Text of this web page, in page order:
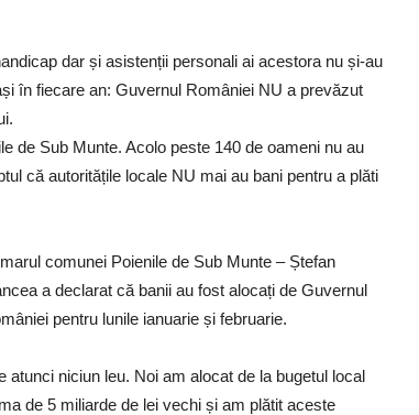
dar și asistenții personali ai acestora nu și-au
în fiecare an: Guvernul României NU a prevăzut
de Sub Munte. Acolo peste 140 de oameni nu au
că autoritățile locale NU mai au bani pentru a plăti
comunei Poienile de Sub Munte – Ștefan
a declarat că banii au fost alocați de Guvernul
pentru lunile ianuarie și februarie.
atunci niciun leu. Noi am alocat de la bugetul local
de 5 miliarde de lei vechi și am plătit aceste